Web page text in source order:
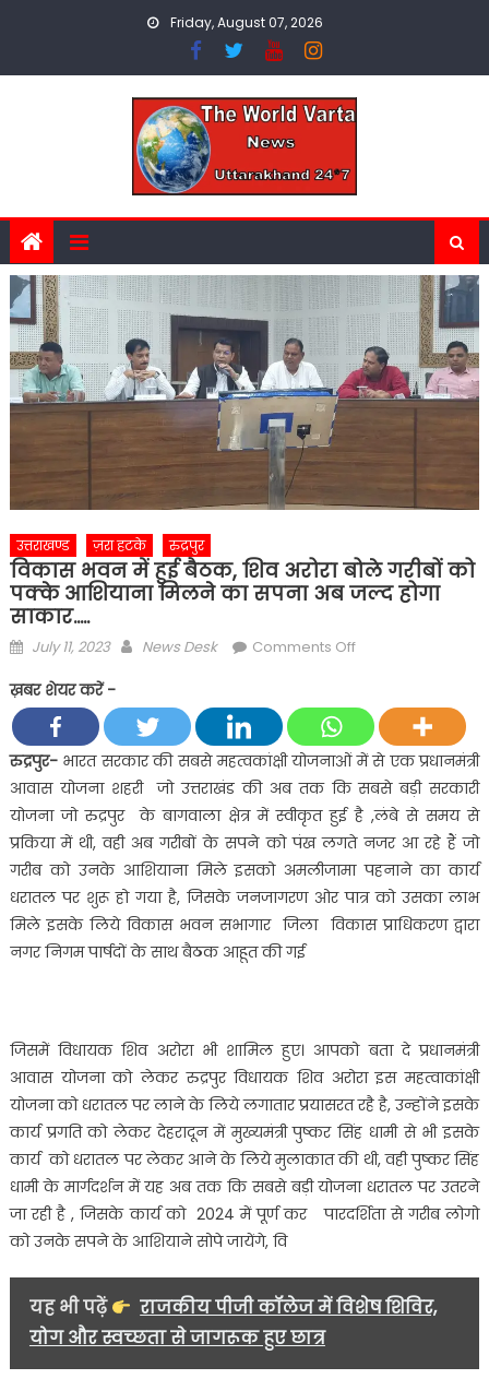
Friday, August 07, 2026
उत्तराखण्ड ज़रा हटके रुद्रपुर
विकास भवन में हुई बैठक, शिव अरोरा बोले गरीबों को
पक्के आशियाना मिलने का सपना अब जल्द होगा
साकार…..
Posted
July 11, 2023 Author
News Desk Comments Offon
हुई
बैठक,
शिव
अरोरा
बोले
गरीबों
को
पक्के
अब
जल्द
होगा
साकार…..
ख़बर शेयर करें -
रुद्रपुर-भारत सरकार की सबसे महत्वकांक्षी योजनाओं में से एक प्रधानमंत्री
आवास योजना शहरी जो उत्तराखंड की अब तक कि सबसे बड़ी सरकारी
योजना जो रुद्रपुर के बागवाला क्षेत्र में स्वीकृत हुई है ,लंबे से समय से
प्रकिया में थी, वही अब गरीबों के सपने को पंख लगते नजर आ रहे हैं जो
गरीब को उनके आशियाना मिले इसको अमलीजामा पहनाने का कार्य
धरातल पर शुरू हो गया है, जिसके जनजागरण ओर पात्र को उसका लाभ
मिले इसके लिये विकास भवन सभागार जिला विकास प्राधिकरण द्वारा
नगर निगम पार्षदों के साथ बैठक आहूत की गई
जिसमें विधायक शिव अरोरा भी शामिल हुए। आपको बता दे प्रधानमंत्री
आवास योजना को लेकर रुद्रपुर विधायक शिव अरोरा इस महत्वाकांक्षी
योजना को धरातल पर लाने के लिये लगातार प्रयासरत रहै है, उन्होंने इसके
कार्य प्रगति को लेकर देहरादून में मुख्यमंत्री पुष्कर सिंह धामी से भी इसके
कार्य को धरातल पर लेकर आने के लिये मुलाकात की थी, वही पुष्कर सिंह
धामी के मार्गदर्शन में यह अब तक कि सबसे बड़ी योजना धरातल पर उतरने
जा रही है , जिसके कार्य को 2024 में पूर्ण कर पारदर्शिता से गरीब लोगो
को उनके सपने के आशियाने सोपे जायेंगे, वि
यह भी पढ़ें
राजकीय पीजी कॉलेज में विशेष शिविर,
योग और स्वच्छता से जागरूक हुए छात्र